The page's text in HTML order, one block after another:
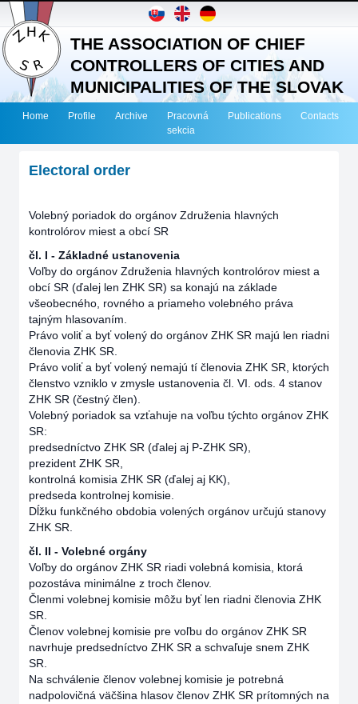
THE ASSOCIATION OF CHIEF
CONTROLLERS OF CITIES AND
MUNICIPALITIES OF THE SLOVAK
REPUBLIC
Home Profile Archive
Pracovná
sekcia
Publications Contacts
Electoral order
Volebný poriadok do orgánov Združenia hlavných
kontrolórov miest a obcí SR
čl. I - Základné ustanovenia
Voľby do orgánov Združenia hlavných kontrolórov miest a
obcí SR (ďalej len ZHK SR) sa konajú na základe
všeobecného, rovného a priameho volebného práva
tajným hlasovaním.
Právo voliť a byť volený do orgánov ZHK SR majú len riadni
členovia ZHK SR.
Právo voliť a byť volený nemajú tí členovia ZHK SR, ktorých
členstvo vzniklo v zmysle ustanovenia čl. VI. ods. 4 stanov
ZHK SR (čestný člen).
Volebný poriadok sa vzťahuje na voľbu týchto orgánov ZHK
SR:
predsedníctvo ZHK SR (ďalej aj P-ZHK SR),
prezident ZHK SR,
kontrolná komisia ZHK SR (ďalej aj KK),
predseda kontrolnej komisie.
Dĺžku funkčného obdobia volených orgánov určujú stanovy
ZHK SR.
čl. II - Volebné orgány
Voľby do orgánov ZHK SR riadi volebná komisia, ktorá
pozostáva minimálne z troch členov.
Členmi volebnej komisie môžu byť len riadni členovia ZHK
SR.
Členov volebnej komisie pre voľbu do orgánov ZHK SR
navrhuje predsedníctvo ZHK SR a schvaľuje snem ZHK
SR.
Na schválenie členov volebnej komisie je potrebná
nadpolovičná väčšina hlasov členov ZHK SR prítomných na